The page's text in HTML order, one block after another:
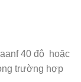
40 độ hoặc
trường hợp